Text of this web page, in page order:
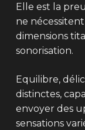
Elle est la
ne
dimensions
sonorisation.
Equilibre,
distinctes,
envoyer des
sensations